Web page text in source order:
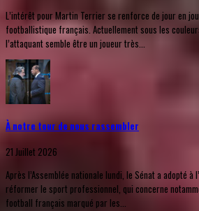
L’intérêt pour Martin Terrier se renforce de jour en
footballistique français. Actuellement sous les
l’attaquant semble être un joueur très...
À notre tour de nous rassembler
21 Juillet 2026
Après l’Assemblée nationale lundi, le Sénat a adopté
réformer le sport professionnel, qui concerne
football français marqué par les...